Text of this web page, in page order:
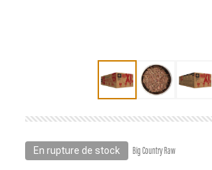
En rupture de stock Big Country Raw